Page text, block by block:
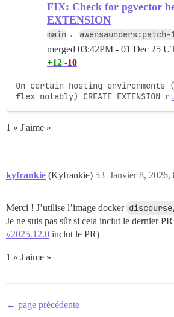
FIX: Check for pgvector
EXTENSION
main ← awensaunders:patch-
merged 03:42PM - 01 Dec 25
+12 -10
On certain hosting environments
flex notably) CREATE EXTENSION r
1 « J'aime »
kyfrankie (Kyfrankie) Janvier 8, 2026,
53
Merci ! J’utilise l’image docker
Je ne suis pas sûr si cela inclut le dernier
v2025.12.0 inclut le PR)
1 « J'aime »
← page précédente